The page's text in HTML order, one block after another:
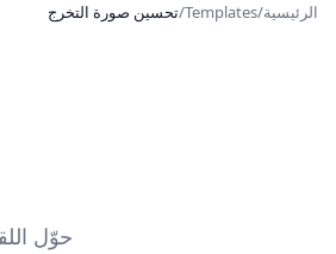
الرئيسية/
Templates
/تحسين صورة التخرج
حوّل